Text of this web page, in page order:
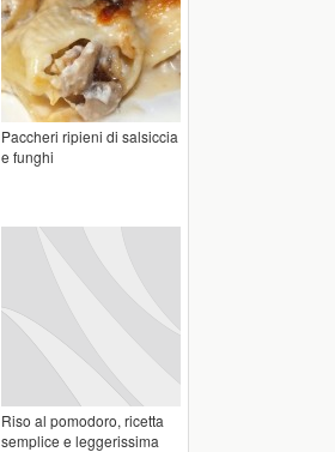
Paccheri ripieni di salsiccia
e funghi
Riso al pomodoro, ricetta
semplice e leggerissima